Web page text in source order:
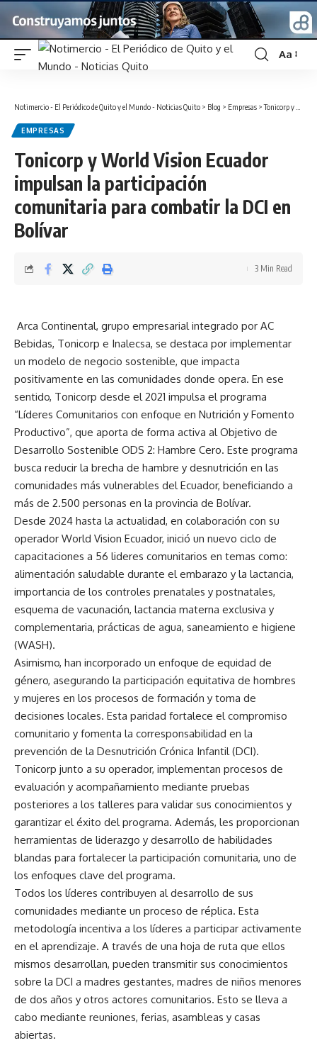
Font
Aa
Notimercio - El Periódico de Quito y el Mundo - Noticias Quito > Blog > Empresas >Tonicorp y World Vision Ecuador impulsan la participación comunitaria para combatir la DCI en Bolívar
EMPRESAS
Tonicorp y World Vision Ecuador
impulsan la participación
comunitaria para combatir la DCI en
Bolívar
3 Min Read
Arca Continental, grupo empresarial integrado por AC
Bebidas, Tonicorp e Inalecsa, se destaca por implementar
un modelo de negocio sostenible, que impacta
positivamente en las comunidades donde opera. En ese
sentido, Tonicorp desde el 2021 impulsa el programa
“Líderes Comunitarios con enfoque en Nutrición y Fomento
Productivo”, que aporta de forma activa al Objetivo de
Desarrollo Sostenible ODS 2: Hambre Cero. Este programa
busca reducir la brecha de hambre y desnutrición en las
comunidades más vulnerables del Ecuador, beneficiando a
más de 2.500 personas en la provincia de Bolívar.
Desde 2024 hasta la actualidad, en colaboración con su
operador World Vision Ecuador, inició un nuevo ciclo de
capacitaciones a 56 lideres comunitarios en temas como:
alimentación saludable durante el embarazo y la lactancia,
importancia de los controles prenatales y postnatales,
esquema de vacunación, lactancia materna exclusiva y
complementaria, prácticas de agua, saneamiento e higiene
(WASH).
Asimismo, han incorporado un enfoque de equidad de
género, asegurando la participación equitativa de hombres
y mujeres en los procesos de formación y toma de
decisiones locales. Esta paridad fortalece el compromiso
comunitario y fomenta la corresponsabilidad en la
prevención de la Desnutrición Crónica Infantil (DCI).
Tonicorp junto a su operador, implementan procesos de
evaluación y acompañamiento mediante pruebas
posteriores a los talleres para validar sus conocimientos y
garantizar el éxito del programa. Además, les proporcionan
herramientas de liderazgo y desarrollo de habilidades
blandas para fortalecer la participación comunitaria, uno de
los enfoques clave del programa.
Todos los líderes contribuyen al desarrollo de sus
comunidades mediante un proceso de réplica. Esta
metodología incentiva a los líderes a participar activamente
en el aprendizaje. A través de una hoja de ruta que ellos
mismos desarrollan, pueden transmitir sus conocimientos
sobre la DCI a madres gestantes, madres de niños menores
de dos años y otros actores comunitarios. Esto se lleva a
cabo mediante reuniones, ferias, asambleas y casas
abiertas.